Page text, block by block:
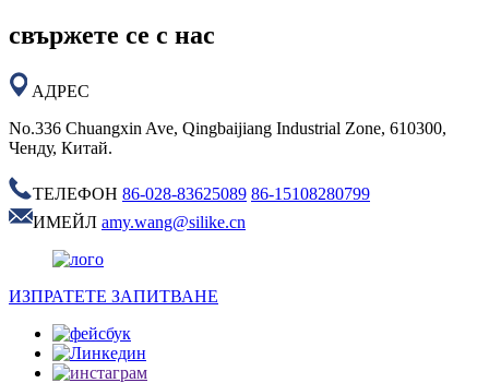
свържете се с нас
АДРЕС
No.336 Chuangxin Ave, Qingbaijiang Industrial Zone, 610300,
Ченду, Китай.
ТЕЛЕФОН 86-028-83625089 86-15108280799
ИМЕЙЛ amy.wang@silike.cn
ИЗПРАТЕТЕ ЗАПИТВАНЕ